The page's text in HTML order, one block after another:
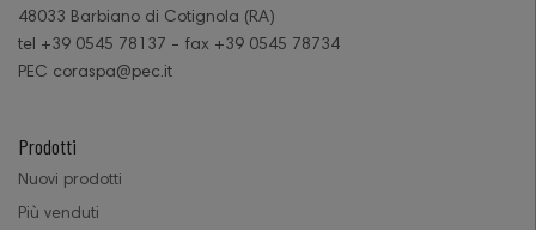
48033 Barbiano di Cotignola (RA)
tel +39 0545 78137 - fax +39 0545 78734
PEC coraspa@pec.it
Prodotti
Nuovi prodotti
Più venduti